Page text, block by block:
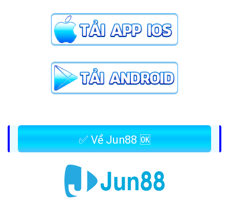
✅ Về Jun88 🆗